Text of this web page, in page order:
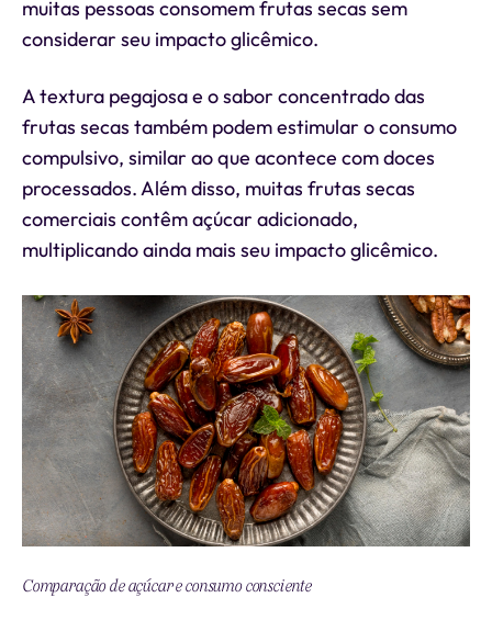
muitas pessoas consomem frutas secas sem
considerar seu impacto glicêmico.
A textura pegajosa e o sabor concentrado das
frutas secas também podem estimular o consumo
compulsivo, similar ao que acontece com doces
processados. Além disso, muitas frutas secas
comerciais contêm açúcar adicionado,
multiplicando ainda mais seu impacto glicêmico.
Comparação de açúcar e consumo consciente